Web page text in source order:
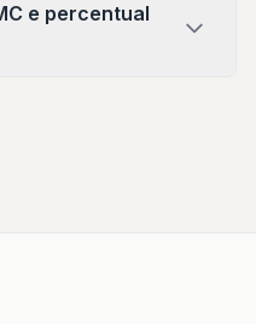
e percentual